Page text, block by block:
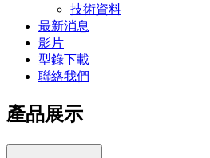
技術資料
最新消息
影片
型錄下載
聯絡我們
產品展示